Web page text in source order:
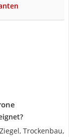
Trockenbau,